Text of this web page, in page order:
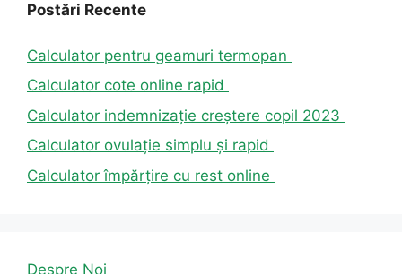
Postări Recente
Calculator pentru geamuri termopan
Calculator cote online rapid
Calculator indemnizație creștere copil 2023
Calculator ovulație simplu și rapid
Calculator împărțire cu rest online
Despre Noi